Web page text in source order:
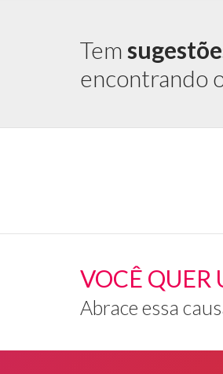
Tem
encontrando
VOCÊ QUER
Abrace essa